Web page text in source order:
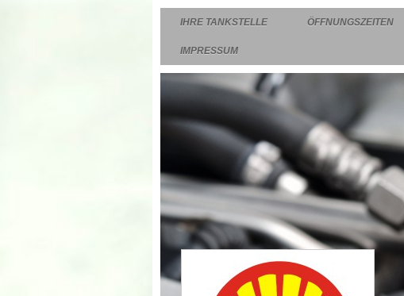
IHRE TANKSTELLE ÖFFNUNGSZEITEN
IMPRESSUM